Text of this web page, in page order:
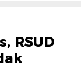
RSUD